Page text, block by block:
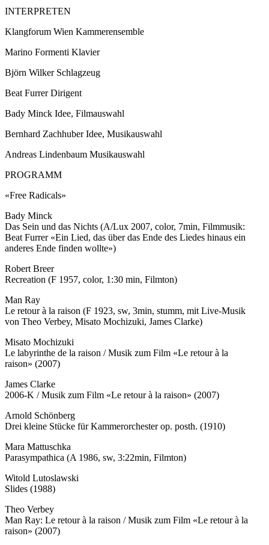
INTERPRETEN
Klangforum Wien Kammerensemble
Marino Formenti Klavier
Björn Wilker Schlagzeug
Beat Furrer Dirigent
Bady Minck Idee, Filmauswahl
Bernhard Zachhuber Idee, Musikauswahl
Andreas Lindenbaum Musikauswahl
PROGRAMM
«Free Radicals»
Bady Minck
Das Sein und das Nichts (A/Lux 2007, color, 7min, Filmmusik:
Beat Furrer «Ein Lied, das über das Ende des Liedes hinaus ein
anderes Ende finden wollte»)
Robert Breer
Recreation (F 1957, color, 1:30 min, Filmton)
Man Ray
Le retour à la raison (F 1923, sw, 3min, stumm, mit Live-Musik
von Theo Verbey, Misato Mochizuki, James Clarke)
Misato Mochizuki
Le labyrinthe de la raison / Musik zum Film «Le retour à la
raison» (2007)
James Clarke
2006-K / Musik zum Film «Le retour à la raison» (2007)
Arnold Schönberg
Drei kleine Stücke für Kammerorchester op. posth. (1910)
Mara Mattuschka
Parasympathica (A 1986, sw, 3:22min, Filmton)
Witold Lutoslawski
Slides (1988)
Theo Verbey
Man Ray: Le retour à la raison / Musik zum Film «Le retour à la
raison» (2007)